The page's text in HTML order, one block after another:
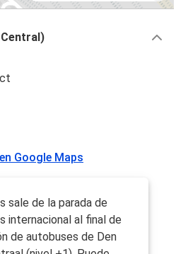
Google Maps
sale de la parada de
internacional al final de
de autobuses de Den